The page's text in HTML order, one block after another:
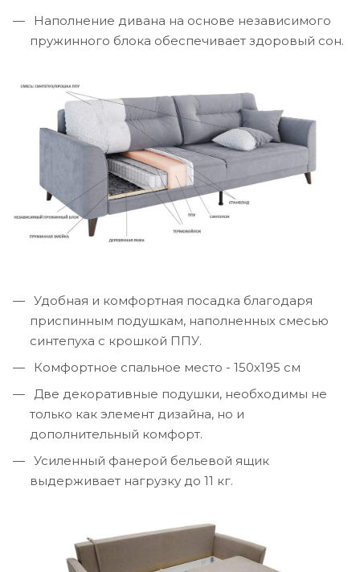
Наполнение дивана на основе независимого
пружинного блока обеспечивает здоровый сон.
Удобная и комфортная посадка благодаря
приспинным подушкам, наполненных смесью
синтепуха с крошкой ППУ.
Комфортное спальное место - 150х195 см
Две декоративные подушки, необходимы не
только как элемент дизайна, но и
дополнительный комфорт.
Усиленный фанерой бельевой ящик
выдерживает нагрузку до 11 кг.